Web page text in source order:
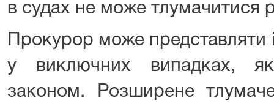
в судах не може тлумачитися
Прокурор може представляти
у виключних випадках,
законом. Розширене